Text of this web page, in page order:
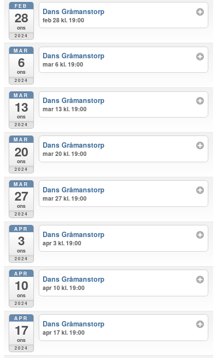
FEB
28
ons
2024
Dans Gråmanstorp
feb 28 kl. 19:00
MAR
6
ons
2024
Dans Gråmanstorp
mar 6 kl. 19:00
MAR
13
ons
2024
Dans Gråmanstorp
mar 13 kl. 19:00
MAR
20
ons
2024
Dans Gråmanstorp
mar 20 kl. 19:00
MAR
27
ons
2024
Dans Gråmanstorp
mar 27 kl. 19:00
APR
3
ons
2024
Dans Gråmanstorp
apr 3 kl. 19:00
APR
10
ons
2024
Dans Gråmanstorp
apr 10 kl. 19:00
APR
17
ons
2024
Dans Gråmanstorp
apr 17 kl. 19:00